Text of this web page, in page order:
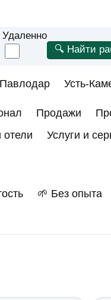
Удаленно
Павлодар Усть-
Продажи
отели Услуги и
🌱 Без опыта